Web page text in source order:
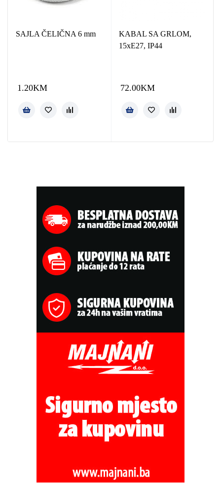
SAJLA ČELIČNA 6 mm
1.20KM
KABAL SA GRLOM,
15xE27, IP44
72.00KM